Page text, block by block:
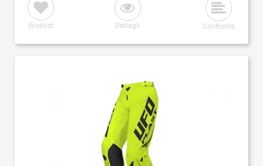
Wishlist Dettagli Confronta